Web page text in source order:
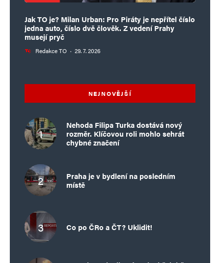
Jak TO je? Milan Urban: Pro Piráty je nepřítel číslo
jedna auto, číslo dvě člověk. Z vedení Prahy
musejí pryč
Redakce TO · 29. 7. 2026
NEJNOVĚJŠÍ
Nehoda Filipa Turka dostává nový
rozměr. Klíčovou roli mohlo sehrát
chybné značení
Praha je v bydlení na posledním
místě
Co po ČRo a ČT? Uklidit!